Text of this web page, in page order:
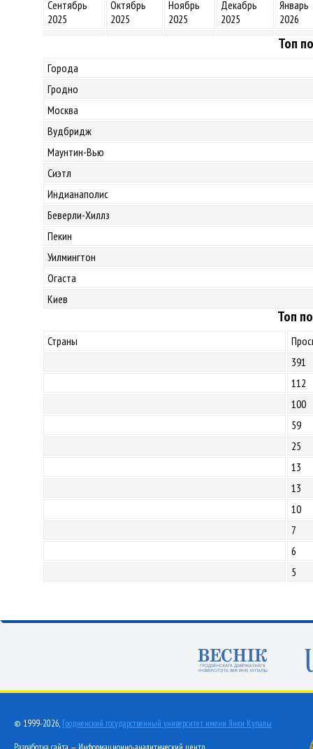
Сентябрь
2025
Октябрь
2025
Ноябрь
2025
Декабрь
2025
Январь
2026
Топ
Города
Гродно
Москва
Вудбридж
Маунтин-Вью
Сиэтл
Индианаполис
Беверли-Хиллз
Пекин
Уилмингтон
Огаста
Киев
Топ
Страны
391
112
100
59
25
13
13
10
7
6
5
© 1999-2026, Гродненский государственный университет имени Янки Купалы